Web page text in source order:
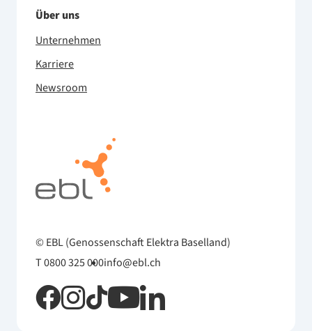
Über uns
Unternehmen
Karriere
Newsroom
© EBL (Genossenschaft Elektra Baselland)
T 0800 325 000info@ebl.ch